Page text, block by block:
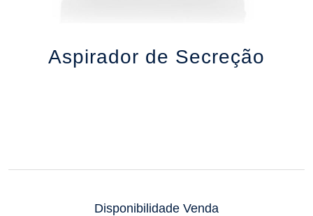
Aspirador de Secreção
Disponibilidade Venda